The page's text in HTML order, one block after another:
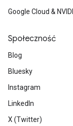
Google Cloud &
Społeczność
Blog
Bluesky
Instagram
LinkedIn
X (Twitter)